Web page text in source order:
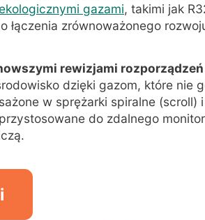
gazami, takimi jak
łączenia zrównoważonego
rewizjami rozporządzeń
dzięki gazom, które nie
w sprężarki spiralne (scroll)
do zdalnego
.